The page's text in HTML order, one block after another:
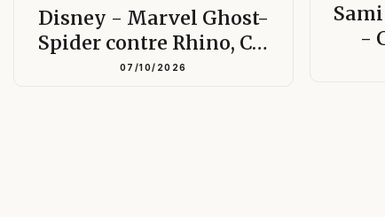
Disney - Marvel Ghost-
Spider contre Rhino, C…
07/10/2026
-